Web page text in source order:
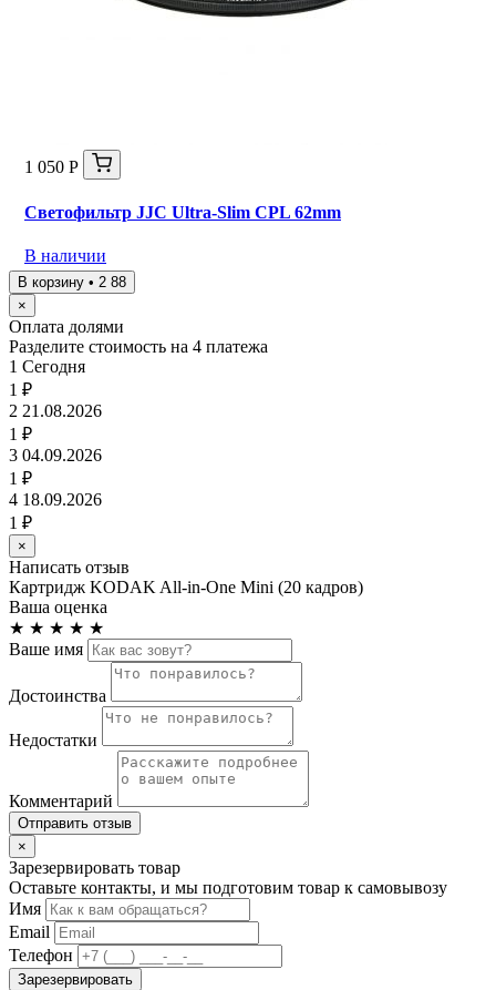
1 050 Р
Светофильтр JJC Ultra-Slim CPL 62mm
В наличии
В корзину • 2 88
×
Оплата долями
Разделите стоимость на 4 платежа
1 Сегодня
1 ₽
2 21.08.2026
1 ₽
3 04.09.2026
1 ₽
4 18.09.2026
1 ₽
×
Написать отзыв
Картридж KODAK All-in-One Mini (20 кадров)
Ваша оценка
★ ★ ★ ★ ★
Ваше имя
Достоинства
Недостатки
Комментарий
Отправить отзыв
×
Зарезервировать товар
Оставьте контакты, и мы подготовим товар к самовывозу
Имя
Email
Телефон
Зарезервировать